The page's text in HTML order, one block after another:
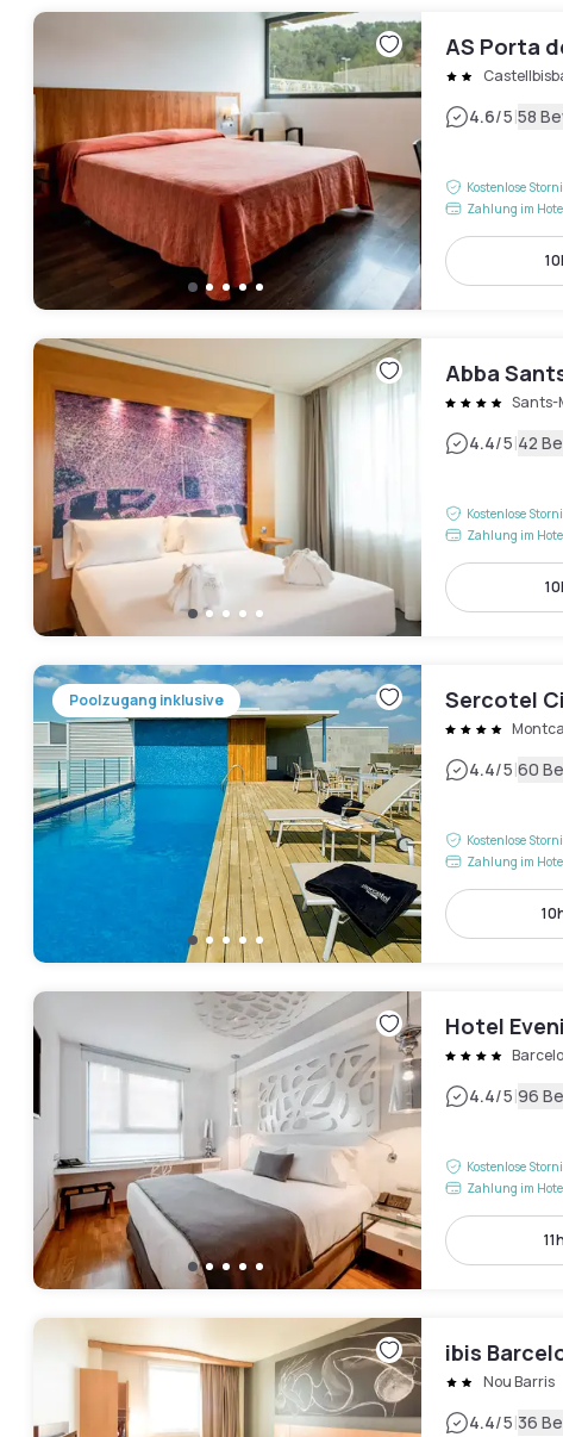
AS Porta
4.6/5|58
Kostenlose
Zahlung im
Abba
Sants-
4.4/5|42
Kostenlose
Zahlung im
Poolzugang inklusive Sercotel
4.4/5|60
Kostenlose
Zahlung im
Hotel
4.4/5|96
Kostenlose
Zahlung im
ibis
Nou Barris
4.4/5|36